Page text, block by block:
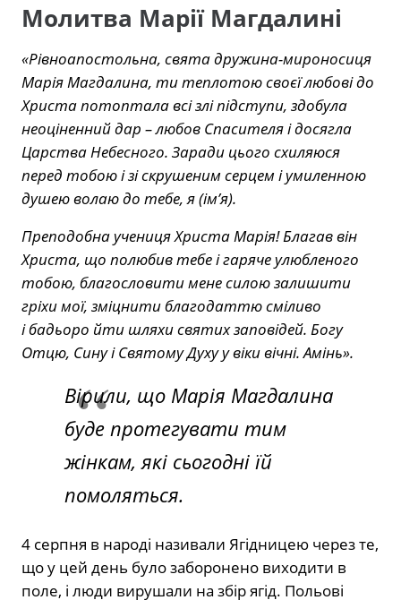
Молитва Марії Магдалині
«Рівноапостольна, свята дружина-мироносиця
Марія Магдалина, ти теплотою своєї любові до
Христа потоптала всі злі підступи, здобула
неоціненний дар – любов Спасителя і досягла
Царства Небесного. Заради цього схиляюся
перед тобою і зі скрушеним серцем і умиленною
душею волаю до тебе, я (ім’я).
Преподобна учениця Христа Марія! Благав він
Христа, що полюбив тебе і гаряче улюбленого
тобою, благословити мене силою залишити
гріхи мої, зміцнити благодаттю сміливо
і бадьоро йти шляхи святих заповідей. Богу
Отцю, Сину і Святому Духу у віки вічні. Амінь».
Вірили, що Марія Магдалина
буде протегувати тим
жінкам, які сьогодні їй
помоляться.
4 серпня в народі називали Ягідницею через те,
що у цей день було заборонено виходити в
поле, і люди вирушали на збір ягід. Польові